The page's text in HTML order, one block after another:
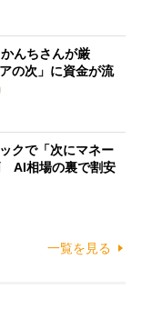
かんちさんが厳
の次」に資金が流
クで「次にマネー
AI相場の裏で割安
一覧を見る